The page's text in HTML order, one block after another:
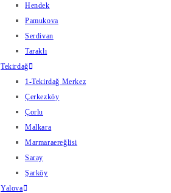
Hendek
Pamukova
Serdivan
Taraklı
Tekirdağ
1-Tekirdağ Merkez
Çerkezköy
Çorlu
Malkara
Marmaraereğlisi
Saray
Şarköy
Yalova